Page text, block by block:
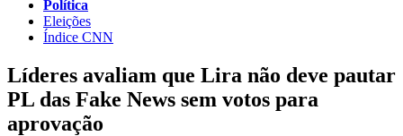
Política
Eleições
Índice CNN
Líderes avaliam que Lira não deve pautar
PL das Fake News sem votos para
aprovação